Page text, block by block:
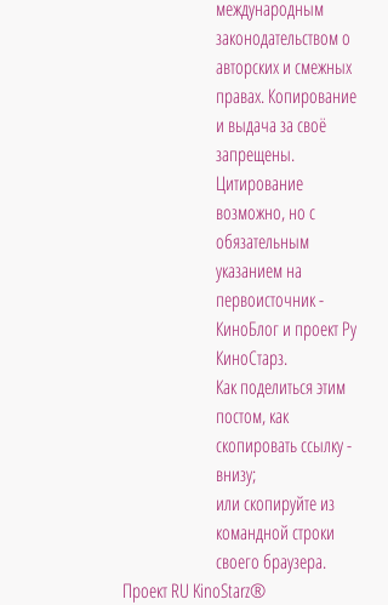
международным
законодательством о
авторских и смежных
правах. Копирование
и выдача за своё
запрещены.
Цитирование
возможно, но с
обязательным
указанием на
первоисточник -
КиноБлог и проект Ру
КиноСтарз.
Как поделиться этим
постом, как
скопировать ссылку -
внизу;
или скопируйте из
командной строки
своего браузера.
Проект RU KinoStarz®